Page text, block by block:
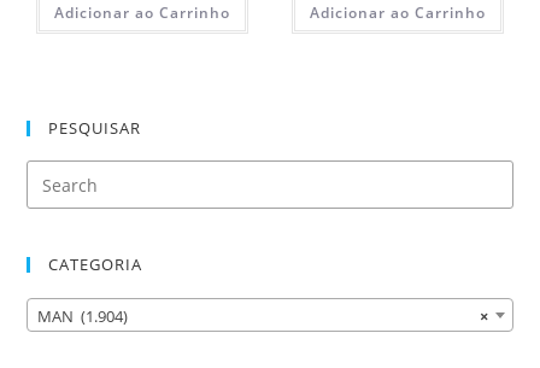
Adicionar ao Carrinho Adicionar ao Carrinho
PESQUISAR
CATEGORIA
×
MAN (1.904)